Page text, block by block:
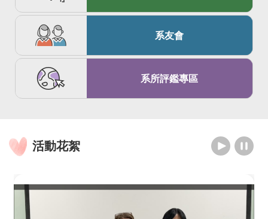
系友會
系所評鑑專區
活動花絮